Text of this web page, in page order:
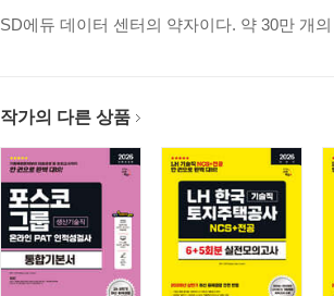
SD에듀 데이터 센터의 약자이다. 약 30만 개
작가의 다른 상품